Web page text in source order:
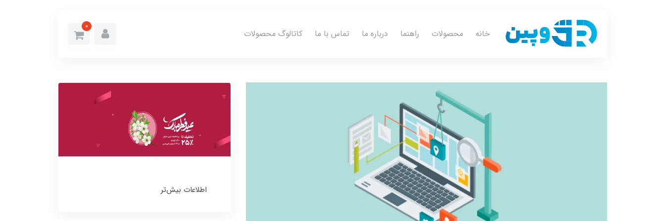
خانه محصولات راهنما درباره ما تماس با ما کاتالوگ محصولات
0
اطلاعات بیش‌تر